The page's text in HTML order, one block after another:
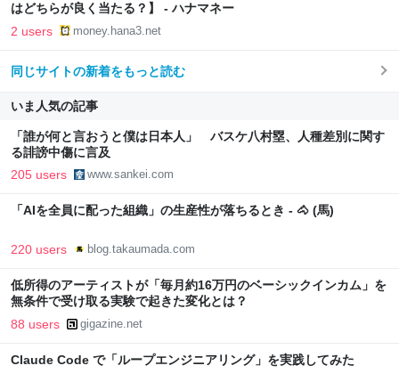
はどちらが良く当たる？】 - ハナマネー
2 users money.hana3.net
同じサイトの新着をもっと読む
いま人気の記事
「誰が何と言おうと僕は日本人」 バスケ八村塁、人種差別に関す
る誹謗中傷に言及
205 users www.sankei.com
「AIを全員に配った組織」の生産性が落ちるとき - 🐴 (馬)
220 users blog.takaumada.com
低所得のアーティストが「毎月約16万円のベーシックインカム」を
無条件で受け取る実験で起きた変化とは？
88 users gigazine.net
Claude Code で「ループエンジニアリング」を実践してみた